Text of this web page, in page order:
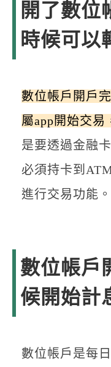
開了數位
時候可以
數位帳戶開戶
屬app開始交易
是要透過金融
必須持卡到
進行交易功能。
數位帳戶
候開始計
數位帳戶是每日